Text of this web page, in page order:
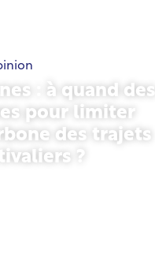
: à quand des
pour limiter
des trajets
?